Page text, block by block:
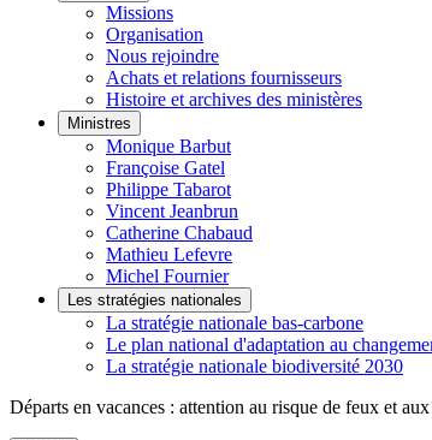
Missions
Organisation
Nous rejoindre
Achats et relations fournisseurs
Histoire et archives des ministères
Ministres
Monique Barbut
Françoise Gatel
Philippe Tabarot
Vincent Jeanbrun
Catherine Chabaud
Mathieu Lefevre
Michel Fournier
Les stratégies nationales
La stratégie nationale bas-carbone
Le plan national d'adaptation au
La stratégie nationale biodiversité 2030
Départs en vacances : attention au risque de feux et